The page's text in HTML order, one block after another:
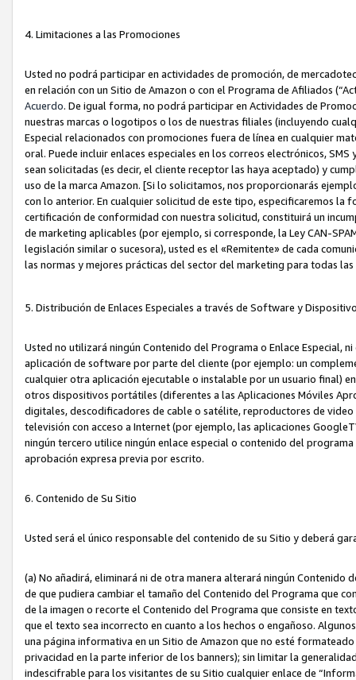
4. Limitaciones a las Promociones
Usted no podrá participar en actividades de promoción, de
en relación con un Sitio de Amazon o con el Programa de Afiliados
Acuerdo. De igual forma, no podrá participar en Actividades de
nuestras marcas o logotipos o los de nuestras filiales (incluyendo
Especial relacionados con promociones fuera de línea en cualquier
oral. Puede incluir enlaces especiales en los correos electrónicos,
sean solicitadas (es decir, el cliente receptor las haya aceptado) y
uso de la marca Amazon. [Si lo solicitamos, nos proporcionarás
con lo anterior. En cualquier solicitud de este tipo, especificaremos
certificación de conformidad con nuestra solicitud, constituirá un
de marketing aplicables (por ejemplo, si corresponde, la Ley CAN-
legislación similar o sucesora), usted es el «Remitente» de cada
las normas y mejores prácticas del sector del marketing para todas
5. Distribución de Enlaces Especiales a través de Software y
Usted no utilizará ningún Contenido del Programa o Enlace Especial,
aplicación de software por parte del cliente (por ejemplo: un
cualquier otra aplicación ejecutable o instalable por un usuario final)
otros dispositivos portátiles (diferentes a las Aplicaciones Móviles
digitales, descodificadores de cable o satélite, reproductores de
televisión con acceso a Internet (por ejemplo, las aplicaciones
ningún tercero utilice ningún enlace especial o contenido del
aprobación expresa previa por escrito.
6. Contenido de Su Sitio
Usted será el único responsable del contenido de su Sitio y deberá
(a) No añadirá, eliminará ni de otra manera alterará ningún
de que pudiera cambiar el tamaño del Contenido del Programa que
de la imagen o recorte el Contenido del Programa que consiste en
que el texto sea incorrecto en cuanto a los hechos o engañoso.
una página informativa en un Sitio de Amazon que no esté
privacidad en la parte inferior de los banners); sin limitar la
indescifrable para los visitantes de su Sitio cualquier enlace de